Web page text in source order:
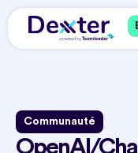
Communauté
OpenAI/